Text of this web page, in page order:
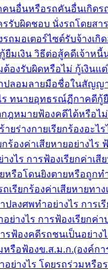
คนอื่นหรือรถคันอื่นเกิดร
รับผิดชอบ นั่งรถโดยสา
รถมอเตอร์ไซต์รับจ้างเกิ
ยืมเงิน วิธีต่อสู้คดีเจ้าหนี้
องรับผิดหรือไม่ กู้เงินแต่
ปลอมลายมือชื่อในสัญญ
ร ทนายอุทธรณ์ฏีกาคดีกู้
กฎหมายฟ้องคดีได้หรือไม่
ยร่างกายเรียกร้องอะไ
ร้องค่าเสียหายอย่างไร
งไร การฟ้องเรียกค่าเสี
หรือโดนยิงตายหรือถูกท
เรียกร้องค่าเสียหายทา
ปลงศพทำอย่างไร การเ
อย่างไร การฟ้องเรียกค่
รฟ้องคดีรถชนเป็นอย่าง
หรือฟ้องข.ส.ม.ก.(องค์ก
อย่างไร โดยรถร่วมหรือ